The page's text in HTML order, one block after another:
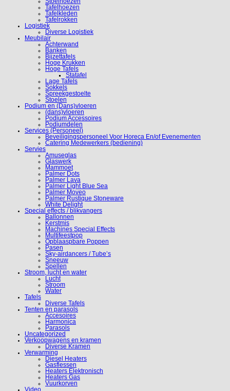
Tafelhoezen
Tafelkleden
Tafelrokken
Logistiek
Diverse Logistiek
Meubilair
Achterwand
Banken
Bijzettafels
Hoge Krukken
Hoge Tafels
Statafel
Lage Tafels
Sokkels
Spreekgestoelte
Stoelen
Podium en (Dans)vloeren
(dans)vloeren
Podium Accessoires
Podiumdelen
Services (Personeel)
Beveiligingspersoneel Voor Horeca En/of Evenementen
Catering Medewerkers (bediening)
Servies
Amuseglas
Glaswerk
Mammoet
Palmer Dots
Palmer Lava
Palmer Light Blue Sea
Palmer Moveo
Palmer Rustique Stoneware
White Delight
Special effects / blikvangers
Ballonnen
Kerstmis
Machines Special Effects
Multifeestpop
Opblaaspbare Poppen
Pasen
Sky-airdancers / Tube’s
Sneeuw
Spellen
Stroom, lucht en water
Lucht
Stroom
Water
Tafels
Diverse Tafels
Tenten en parasols
Accesoires
Harmonica
Parasols
Uncategorized
Verkoopwagens en kramen
Diverse Kramen
Verwarming
Diesel Heaters
Gasflessen
Heaters Elektronisch
Heaters Gas
Vuurkorven
Video